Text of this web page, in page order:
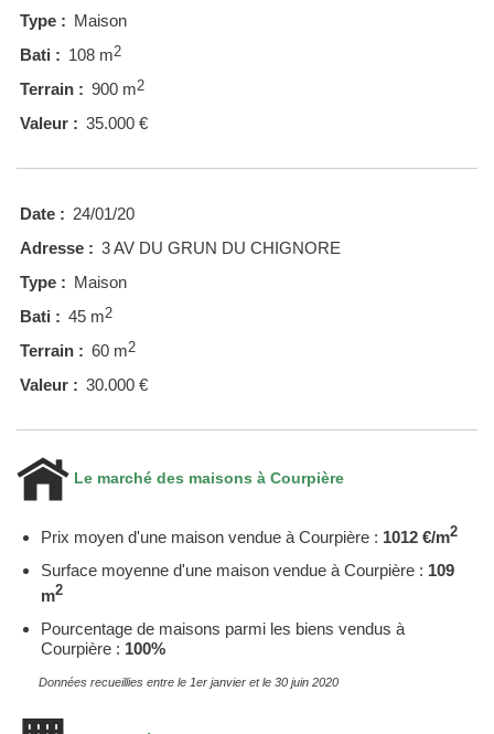
Type : Maison
Bati : 108 m2
Terrain : 900 m2
Valeur : 35.000 €
Date : 24/01/20
Adresse : 3 AV DU GRUN DU CHIGNORE
Type : Maison
Bati : 45 m2
Terrain : 60 m2
Valeur : 30.000 €
Le marché des maisons à Courpière
Prix moyen d'une maison vendue à Courpière : 1012 €/m2
Surface moyenne d'une maison vendue à Courpière : 109
m2
Pourcentage de maisons parmi les biens vendus à
Courpière : 100%
Données recueillies entre le 1er janvier et le 30 juin 2020